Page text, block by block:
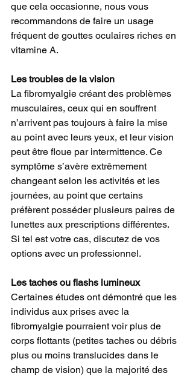
que cela occasionne, nous vous
recommandons de faire un usage
fréquent de gouttes oculaires riches en
vitamine A.
Les troubles de la vision
La fibromyalgie créant des problèmes
musculaires, ceux qui en souffrent
n’arrivent pas toujours à faire la mise
au point avec leurs yeux, et leur vision
peut être floue par intermittence. Ce
symptôme s’avère extrêmement
changeant selon les activités et les
journées, au point que certains
préfèrent posséder plusieurs paires de
lunettes aux prescriptions différentes.
Si tel est votre cas, discutez de vos
options avec un professionnel.
Les taches ou flashs lumineux
Certaines études ont démontré que les
individus aux prises avec la
fibromyalgie pourraient voir plus de
corps flottants (petites taches ou débris
plus ou moins translucides dans le
champ de vision) que la majorité des